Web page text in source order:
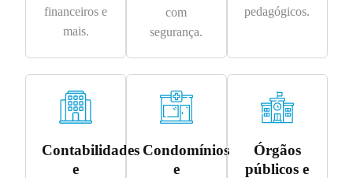
financeiros e
mais.
com
segurança.
pedagógicos.
Contabilidades
e
Condomínios
e
Órgãos
públicos e